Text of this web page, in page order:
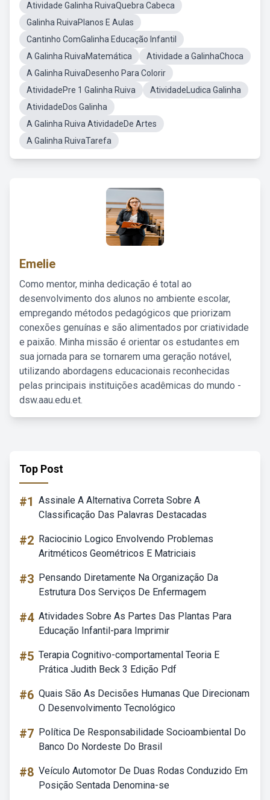
Atividade Galinha RuivaQuebra Cabeca
Galinha RuivaPlanos E Aulas
Cantinho ComGalinha Educação Infantil
A Galinha RuivaMatemática
Atividade a GalinhaChoca
A Galinha RuivaDesenho Para Colorir
AtividadePre 1 Galinha Ruiva
AtividadeLudica Galinha
AtividadeDos Galinha
A Galinha Ruiva AtividadeDe Artes
A Galinha RuivaTarefa
Emelie
Como mentor, minha dedicação é total ao
desenvolvimento dos alunos no ambiente escolar,
empregando métodos pedagógicos que priorizam
conexões genuínas e são alimentados por criatividade
e paixão. Minha missão é orientar os estudantes em
sua jornada para se tornarem uma geração notável,
utilizando abordagens educacionais reconhecidas
pelas principais instituições acadêmicas do mundo -
dsw.aau.edu.et.
Top Post
#1 Assinale A Alternativa Correta Sobre A
Classificação Das Palavras Destacadas
#2 Raciocinio Logico Envolvendo Problemas
Aritméticos Geométricos E Matriciais
#3 Pensando Diretamente Na Organização Da
Estrutura Dos Serviços De Enfermagem
#4 Atividades Sobre As Partes Das Plantas Para
Educação Infantil-para Imprimir
#5 Terapia Cognitivo-comportamental Teoria E
Prática Judith Beck 3 Edição Pdf
#6 Quais São As Decisões Humanas Que Direcionam
O Desenvolvimento Tecnológico
#7 Política De Responsabilidade Socioambiental Do
Banco Do Nordeste Do Brasil
#8 Veículo Automotor De Duas Rodas Conduzido Em
Posição Sentada Denomina-se